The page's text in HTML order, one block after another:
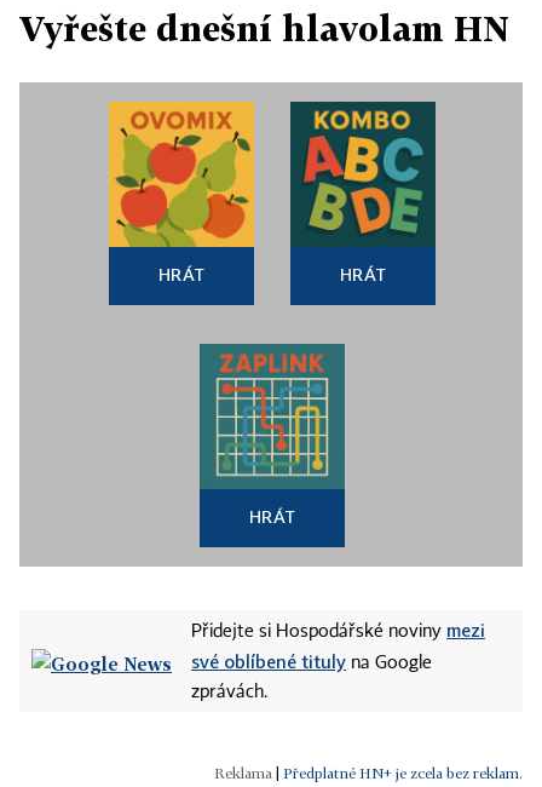
Vyřešte dnešní hlavolam HN
HRÁT HRÁT
HRÁT
Přidejte si Hospodářské noviny mezi
své oblíbené tituly na Google
zprávách.
Předplatné HN+ je zcela bez reklam.